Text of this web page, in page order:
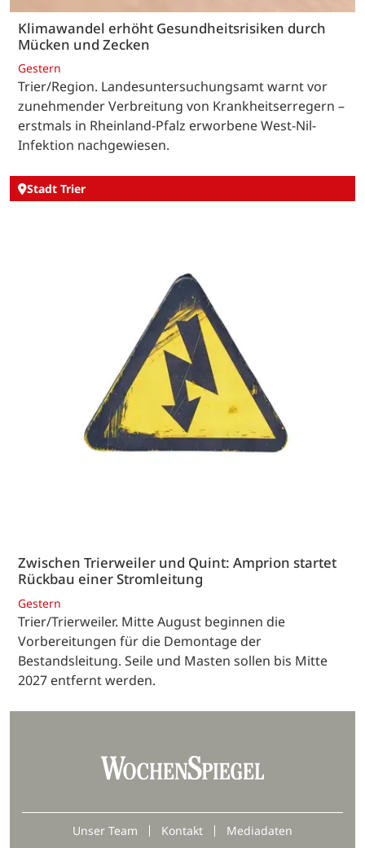
Klimawandel erhöht Gesundheitsrisiken durch
Mücken und Zecken
Gestern
Trier/Region. Landesuntersuchungsamt warnt vor
zunehmender Verbreitung von Krankheitserregern –
erstmals in Rheinland-Pfalz erworbene West-Nil-
Infektion nachgewiesen.
Stadt Trier
Zwischen Trierweiler und Quint: Amprion startet
Rückbau einer Stromleitung
Gestern
Trier/Trierweiler. Mitte August beginnen die
Vorbereitungen für die Demontage der
Bestandsleitung. Seile und Masten sollen bis Mitte
2027 entfernt werden.
Unser Team Kontakt
Mediadaten